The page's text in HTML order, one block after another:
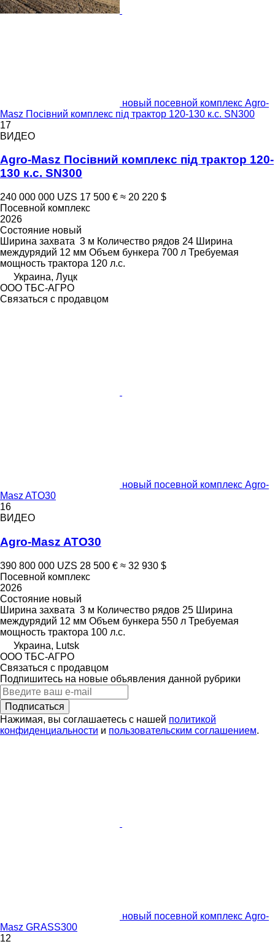
новый посевной комплекс Agro-
Masz Посівний комплекс під трактор 120-130 к.с. SN300
17
ВИДЕО
Agro-Masz Посівний комплекс під трактор 120-
130 к.с. SN300
240 000 000 UZS 17 500 € ≈ 20 220 $
Посевной комплекс
2026
Состояние новый
Ширина захвата 3 м Количество рядов 24 Ширина
междурядий 12 мм Объем бункера 700 л Требуемая
мощность трактора 120 л.с.
Украина, Луцк
ООО ТБС-АГРО
Связаться с продавцом
новый посевной комплекс Agro-
Masz ATO30
16
ВИДЕО
Agro-Masz ATO30
390 800 000 UZS 28 500 € ≈ 32 930 $
Посевной комплекс
2026
Состояние новый
Ширина захвата 3 м Количество рядов 25 Ширина
междурядий 12 мм Объем бункера 550 л Требуемая
мощность трактора 100 л.с.
Украина, Lutsk
ООО ТБС-АГРО
Связаться с продавцом
Подпишитесь на новые объявления данной рубрики
Подписаться
Нажимая, вы соглашаетесь с нашей политикой
конфиденциальности и пользовательским соглашением.
новый посевной комплекс Agro-
Masz GRASS300
12